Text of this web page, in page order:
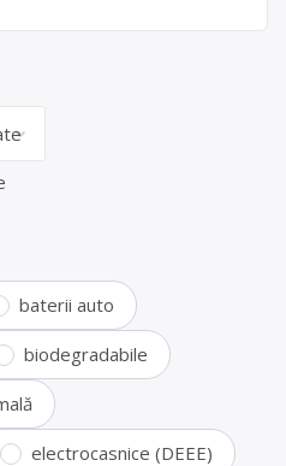
baterii auto
biodegradabile
electrocasnice (DEEE)